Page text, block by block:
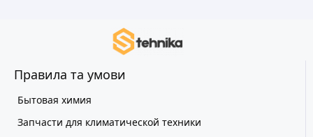
Правила та умови
Бытовая химия
Запчасти для климатической техники